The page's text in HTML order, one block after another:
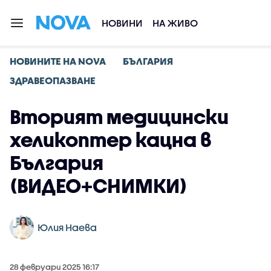
НОВИНИ НА ЖИВО
НОВИНИТЕ НА NOVA
БЪЛГАРИЯ
ЗДРАВЕОПАЗВАНЕ
Вторият медицински
хеликоптер кацна в
България
(ВИДЕО+СНИМКИ)
Юлия Наева
28 февруари 2025 16:17